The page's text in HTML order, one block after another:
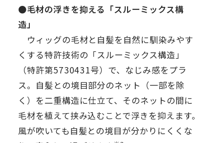
●毛材の浮きを抑える「スルーミックス構
造」
ウィッグの毛材と自髪を自然に馴染みやす
くする特許技術の「スルーミックス構造」
（特許第5730431号）で、なじみ感をプラ
ス。自髪との境目部分のネット（一部を除
く）を二重構造に仕立て、そのネットの間に
毛材を植えて挟み込むことで浮きを抑えます。
風が吹いても自髪との境目が分かりにくくな